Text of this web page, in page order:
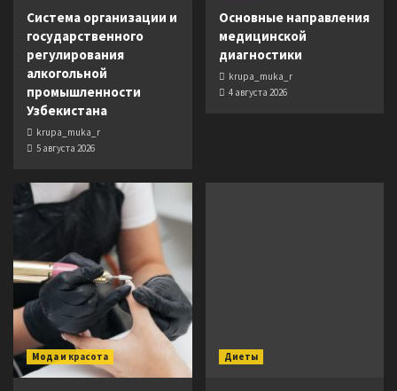
Система организации и
государственного
регулирования
алкогольной
промышленности
Узбекистана
krupa_muka_r
5 августа 2026
Основные направления
медицинской
диагностики
krupa_muka_r
4 августа 2026
Мода и красота Диеты